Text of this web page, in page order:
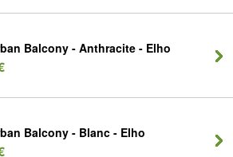
Balcony - Anthracite - Elho
Balcony - Blanc - Elho